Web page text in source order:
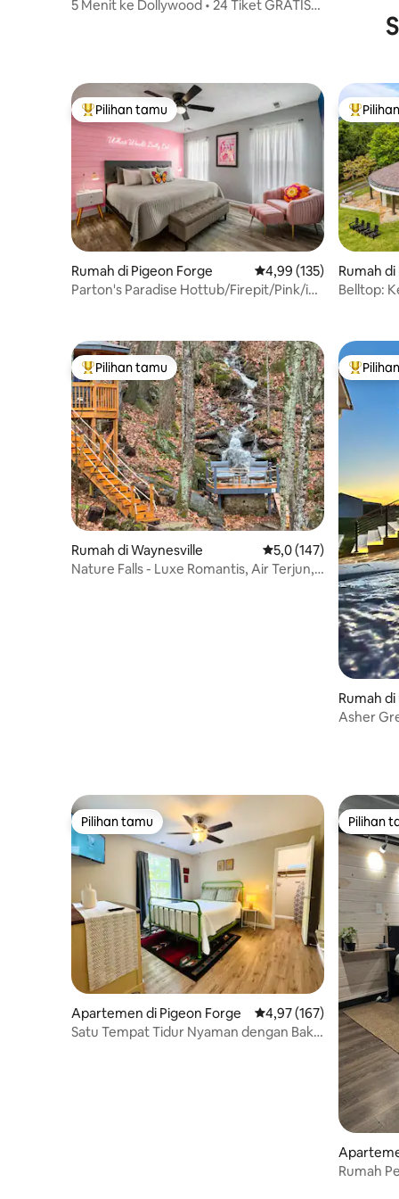
5 Menit ke Dollywood • 24 Tiket GRATIS
Pilihan tamu terpopuler
Pilihan tamu
Rumah di Pigeon Forge Nilai rata-rata 4,99 dari
4,99 (135)
Parton's Paradise Hottub/Firepit/Pink/in
Pilihan
Rumah
Belltop:
Pilihan tamu terpopuler
Pilihan tamu
Rumah di Waynesville Nilai rata-rata 5,0 dari
5,0 (147)
Nature Falls - Luxe Romantis, Air Terjun,
Pilihan
Rumah
Asher
Pilihan tamu
Pilihan tamu
Apartemen di Pigeon Forge Nilai rata-rata 4,97 dari
4,97 (167)
Satu Tempat Tidur Nyaman dengan Bak
Pilihan
Pilihan
Rumah